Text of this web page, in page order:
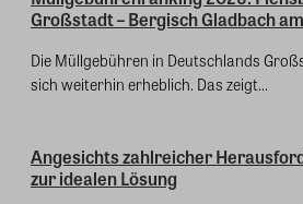
Großstadt – Bergisch Gladbach
Die Müllgebühren in Deutschlands
sich weiterhin erheblich. Das zeigt...
Angesichts zahlreicher
zur idealen Lösung